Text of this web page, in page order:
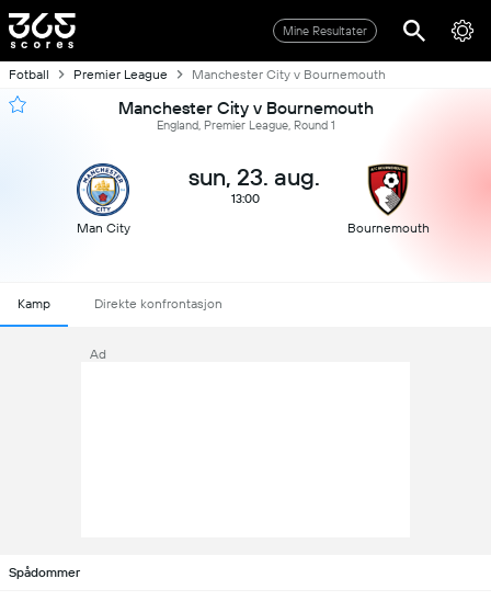
Mine Resultater
Fotball Premier League Manchester City v Bournemouth
Manchester City v Bournemouth
England, Premier League, Round 1
Man City
sun, 23. aug.
13:00
Bournemouth
Kamp Direkte konfrontasjon
Ad
Spådommer